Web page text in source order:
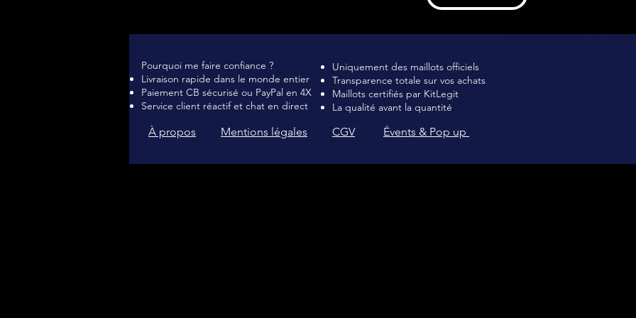
Pourquoi me faire confiance ?
Livraison rapide dans le monde entier
Paiement CB sécurisé ou PayPal en 4X
Service client réactif et chat en direct
Uniquement des maillots officiels
Transparence totale sur vos achats
Maillots certifiés par KitLegit
La qualité avant la quantité
À propos Mentions légales CGV Évents & Pop up